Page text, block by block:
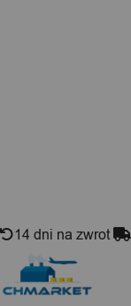
14 dni na zwrot